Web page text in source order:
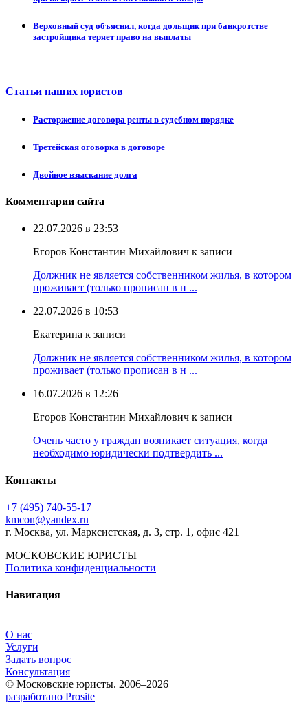
Верховный суд объяснил, когда дольщик при банкротстве
застройщика теряет право на выплаты
Статьи наших юристов
Расторжение договора ренты в судебном порядке
Третейская оговорка в договоре
Двойное взыскание долга
Комментарии сайта
22.07.2026 в 23:53
Егоров Константин Михайлович к записи
Должник не является собственником жилья, в котором
проживает (только прописан в н ...
22.07.2026 в 10:53
Екатерина к записи
Должник не является собственником жилья, в котором
проживает (только прописан в н ...
16.07.2026 в 12:26
Егоров Константин Михайлович к записи
Очень часто у граждан возникает ситуация, когда
необходимо юридически подтвердить ...
Контакты
+7 (495) 740‑55‑17
kmcon@yandex.ru
г. Москва, ул. Марксистская, д. 3, стр. 1, офис 421
МОСКОВСКИЕ ЮРИСТЫ
Политика конфиденциальности
Навигация
О нас
Услуги
Задать вопрос
Консультация
© Московские юристы. 2006–2026
разработано Prosite